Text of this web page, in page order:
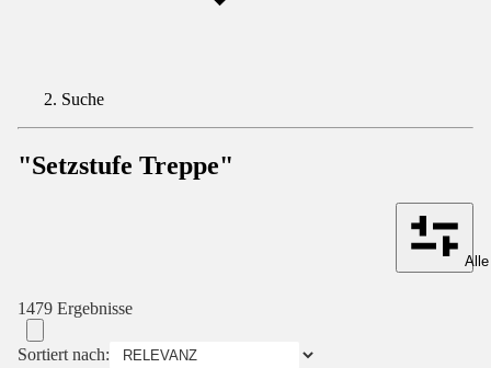
Suche
"Setzstufe Treppe"
1479 Ergebnisse
Sortiert nach: